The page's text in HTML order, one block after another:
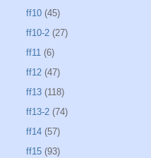
ff10 (45)
ff10-2 (27)
ff11 (6)
ff12 (47)
ff13 (118)
ff13-2 (74)
ff14 (57)
ff15 (93)